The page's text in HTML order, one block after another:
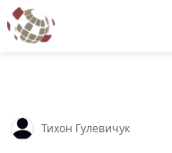
Тихон Гулевичук